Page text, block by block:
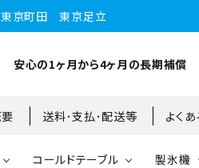
京町田 東京足立
安心の1ヶ月から4ヶ月の長期補償
送料･支払･配送等 よく
コールドテーブル 製氷機